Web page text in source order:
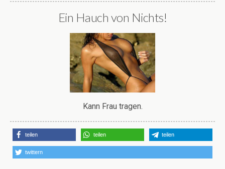
Ein Hauch von Nichts!
Kann Frau tragen.
teilen teilen teilen
twittern